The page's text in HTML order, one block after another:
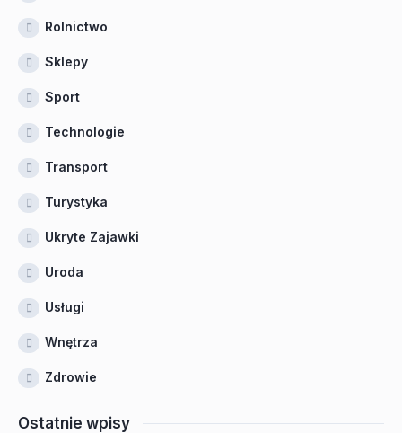
Rolnictwo
Sklepy
Sport
Technologie
Transport
Turystyka
Ukryte Zajawki
Uroda
Usługi
Wnętrza
Zdrowie
Ostatnie wpisy